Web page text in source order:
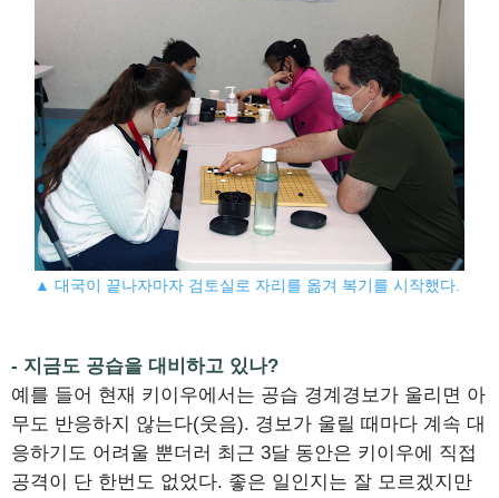
▲ 대국이 끝나자마자 검토실로 자리를 옮겨 복기를 시작했다.
- 지금도 공습을 대비하고 있나?
예를 들어 현재 키이우에서는 공습 경계경보가 울리면 아
무도 반응하지 않는다(웃음). 경보가 울릴 때마다 계속 대
응하기도 어려울 뿐더러 최근 3달 동안은 키이우에 직접
공격이 단 한번도 없었다. 좋은 일인지는 잘 모르겠지만